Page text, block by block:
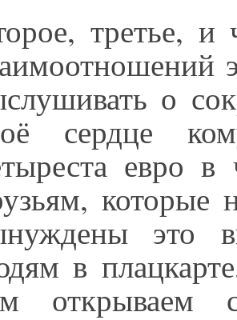
третье, и
о
сердце
евро
которые
это
в
открываем